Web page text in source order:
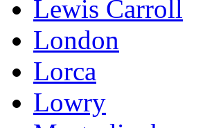
Lewis Carroll
London
Lorca
Lowry